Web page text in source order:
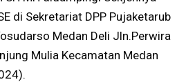
di Sekretariat DPP Pujaketarub
Medan Deli Jln.Perwira
Mulia Kecamatan Medan